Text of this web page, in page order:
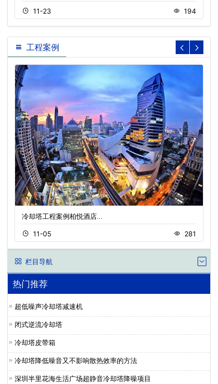
11-23 194
工程案例
冷却塔工程案例柏悦酒店…
11-05 281
栏目导航
热门推荐
超低噪声冷却塔减速机
闭式逆流冷却塔
冷却塔皮带箱
冷却塔降低噪音又不影响散热效率的方法
深圳半里花海生活广场超静音冷却塔降噪项目